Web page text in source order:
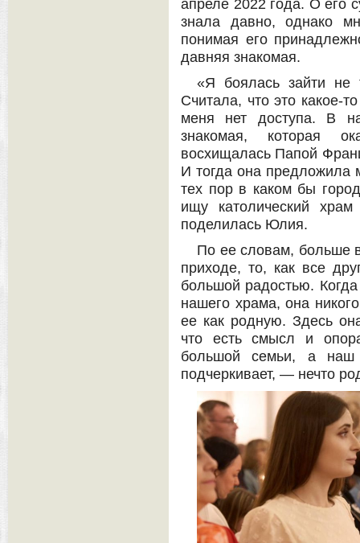
апреле 2022 года. О его
знала давно, однако
понимая его
давняя знакомая.
«Я боялась зайти
Считала, что это какое-
меня нет доступа. В
знакомая, которая
восхищалась Папой
И тогда она предложила
тех пор в каком бы
ищу католический
поделилась Юлия.
По ее словам, больше
приходе, то, как все
большой радостью.
нашего храма, она
ее как родную. Здесь
что есть смысл и
большой семьи, а
подчеркивает, — нечто